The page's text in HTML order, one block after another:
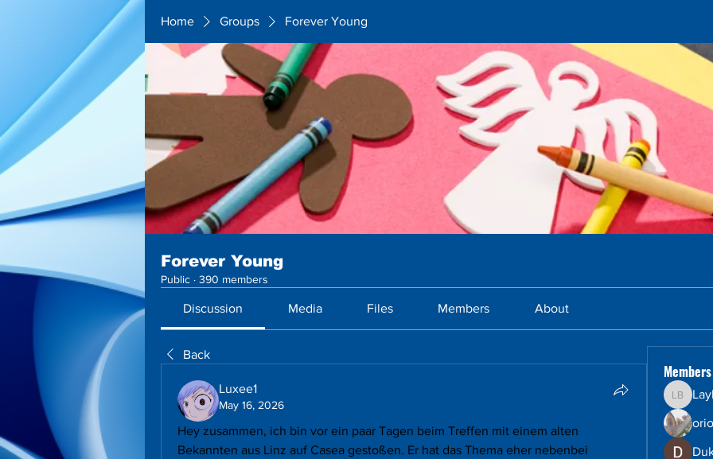
Home Groups Forever Young
Forever Young
Public · 390 members
Discussion Media Files Members About
Back
Luxee1
May 16, 2026
Hey zusammen, ich bin vor ein paar Tagen beim Treffen mit einem alten
Bekannten aus Linz auf Casea gestoßen. Er hat das Thema eher nebenbei
Members
Layla